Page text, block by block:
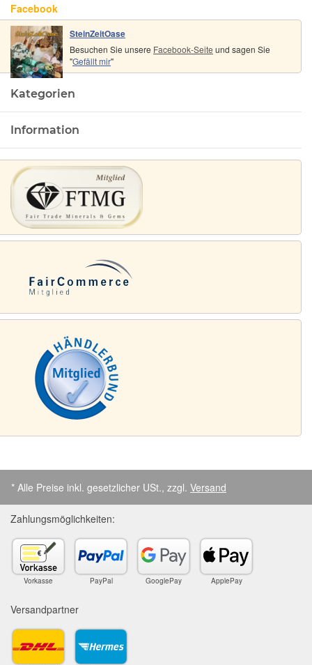
Facebook
SteinZeitOase
Besuchen Sie unsere Facebook-Seite und sagen Sie
"Gefällt mir"
Kategorien
Information
* Alle Preise inkl. gesetzlicher USt., zzgl. Versand
Zahlungsmöglichkeiten:
Vorkasse PayPal GooglePay ApplePay
Versandpartner